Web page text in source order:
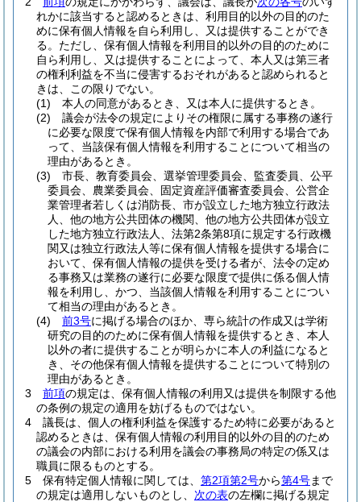
れかに該当すると認めるときは、利用目的以外の目的のた
めに保有個人情報を自ら利用し、又は提供することができ
る。 ただし、保有個人情報を利用目的以外の目的のために
自ら利用し、又は提供することによって、本人又は第三者
の権利利益を不当に侵害するおそれがあると認められると
きは、この限りでない。
(1)
本人の同意があるとき、又は本人に提供するとき。
(2)
議会が法令の規定によりその権限に属する事務の遂行
に必要な限度で保有個人情報を内部で利用する場合であ
って、当該保有個人情報を利用することについて相当の
理由があるとき。
(3)
市長、教育委員会、選挙管理委員会、監査委員、公平
委員会、農業委員会、固定資産評価審査委員会、公営企
業管理者若しくは消防長、市が設立した地方独立行政法
人、他の地方公共団体の機関、他の地方公共団体が設立
した地方独立行政法人、法第2条第8項に規定する行政機
関又は独立行政法人等に保有個人情報を提供する場合に
おいて、保有個人情報の提供を受ける者が、法令の定め
る事務又は業務の遂行に必要な限度で提供に係る個人情
報を利用し、かつ、当該個人情報を利用することについ
て相当の理由があるとき。
(4)
前3号に掲げる場合のほか、専ら統計の作成又は学術
研究の目的のために保有個人情報を提供するとき、本人
以外の者に提供することが明らかに本人の利益になると
き、その他保有個人情報を提供することについて特別の
理由があるとき。
3
前項の規定は、保有個人情報の利用又は提供を制限する他
の条例の規定の適用を妨げるものではない。
4
議長は、個人の権利利益を保護するため特に必要があると
認めるときは、保有個人情報の利用目的以外の目的のため
の議会の内部における利用を議会の事務局の特定の係又は
職員に限るものとする。
5
保有特定個人情報に関しては、 第2項第2号から第4号まで
の規定は適用しないものとし、 次の表の左欄に掲げる規定